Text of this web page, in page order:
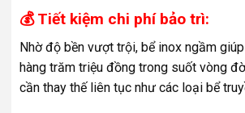
💰 Tiết kiệm chi phí bảo trì:
Nhờ độ bền vượt trội, bể inox ngầm
hàng trăm triệu đồng trong suốt vòng
cần thay thế liên tục như các loại bể